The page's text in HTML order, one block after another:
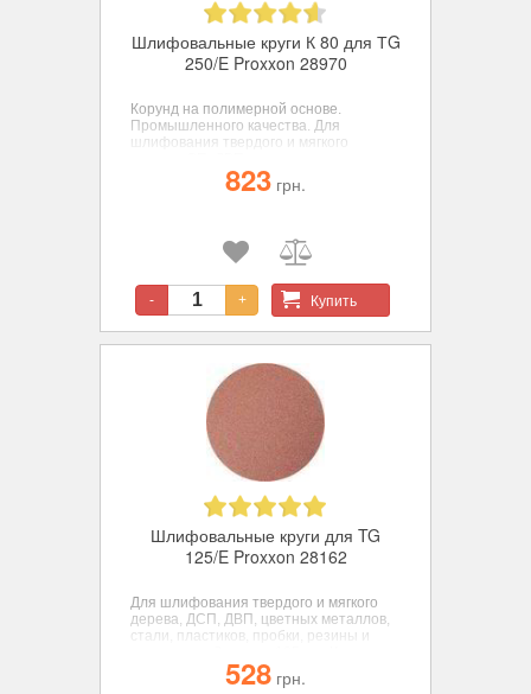
Шлифовальные круги К 80 для ТG
250/E Proxxon 28970
Корунд на полимерной основе.
Промышленного качества. Для
шлифования твердого и мягкого
стали, пластиков, пробки, резины и
минералов. ø 250 мм. зерн. К 80.
823 грн.
- + Купить
Шлифовальные круги для TG
125/E Proxxon 28162
Для шлифования твердого и мягкого
дерева, ДСП, ДВП, цветных металлов,
стали, пластиков, пробки, резины и
зерн. К 150 - 5 шт.
528 грн.